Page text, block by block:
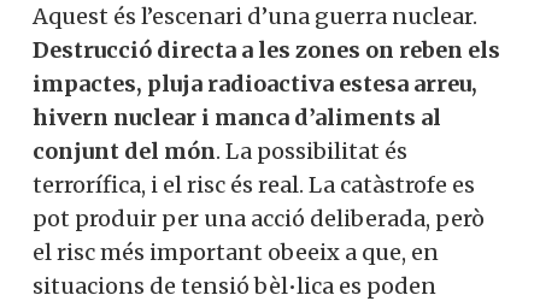
Aquest és l’escenari d’una guerra nuclear.
Destrucció directa a les zones on reben els
impactes, pluja radioactiva estesa arreu,
hivern nuclear i manca d’aliments al
conjunt del món. La possibilitat és
terrorífica, i el risc és real. La catàstrofe es
pot produir per una acció deliberada, però
el risc més important obeeix a que, en
situacions de tensió bèl•lica es poden